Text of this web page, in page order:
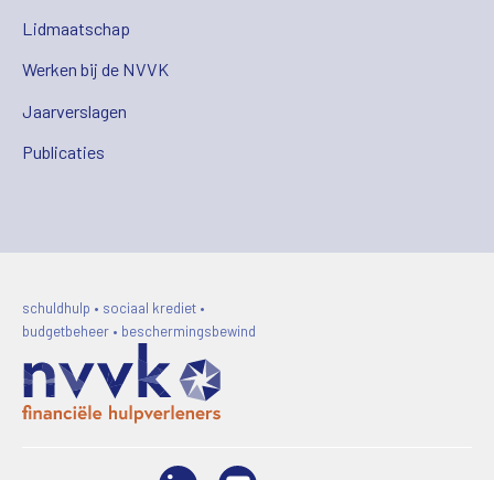
Lidmaatschap
Werken bij de NVVK
Jaarverslagen
Publicaties
schuldhulp • sociaal krediet •
budgetbeheer • beschermingsbewind